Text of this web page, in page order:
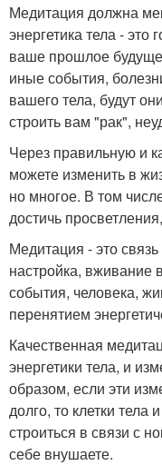
Медитация должна
энергетика тела - это
ваше прошлое
иные события,
вашего тела, будут
строить вам "рак",
Через правильную и
можете изменить в
но многое. В том
достичь
Медитация - это
настройка, вживание
события, человека,
перенятием
Качественная
энергетики тела, и
образом, если эти
долго, то клетки
строиться в связи с
себе внушаете.